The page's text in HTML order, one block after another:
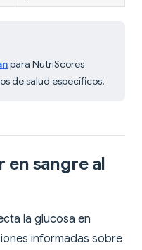
para NutriScores
de salud específicos!
en sangre al
la glucosa en
informadas sobre